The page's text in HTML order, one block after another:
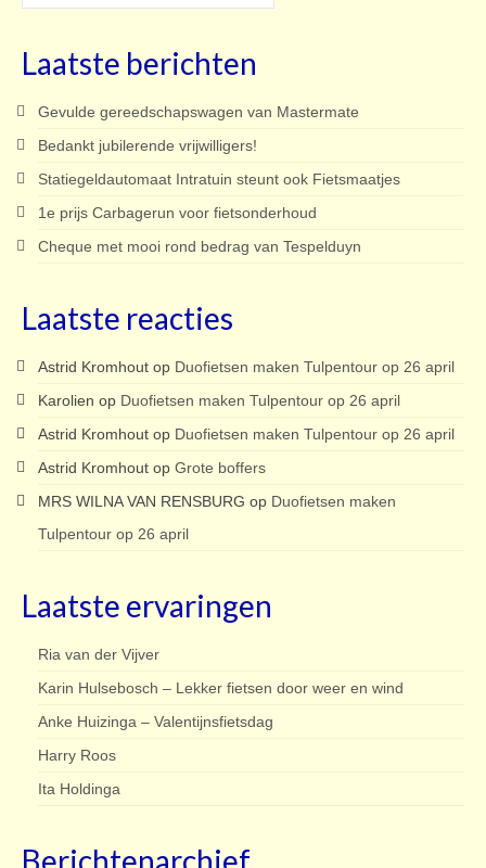
Laatste berichten
Gevulde gereedschapswagen van Mastermate
Bedankt jubilerende vrijwilligers!
Statiegeldautomaat Intratuin steunt ook Fietsmaatjes
1e prijs Carbagerun voor fietsonderhoud
Cheque met mooi rond bedrag van Tespelduyn
Laatste reacties
Astrid Kromhout op Duofietsen maken Tulpentour op 26 april
Karolien op Duofietsen maken Tulpentour op 26 april
Astrid Kromhout op Duofietsen maken Tulpentour op 26 april
Astrid Kromhout op Grote boffers
MRS WILNA VAN RENSBURG op Duofietsen maken
Tulpentour op 26 april
Laatste ervaringen
Ria van der Vijver
Karin Hulsebosch – Lekker fietsen door weer en wind
Anke Huizinga – Valentijnsfietsdag
Harry Roos
Ita Holdinga
Berichtenarchief